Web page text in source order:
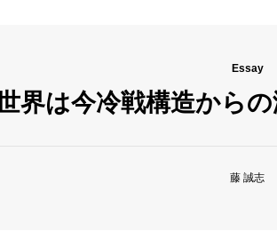
Essay
界は今冷戦構造から
藤 誠志